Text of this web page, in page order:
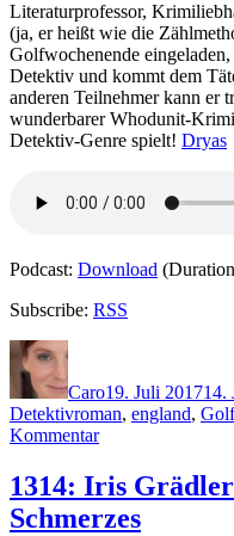
und
der
Mord
unter
dem
Mistelzweig
Literaturprofessor,
(ja, er heißt wie die
Golfwochenende
Detektiv und kommt dem
anderen Teilnehmer kann er
wunderbarer Whodunit-
Detektiv-Genre spielt! Dryas
Podcast: Download
Subscribe: RSS
Autor
Caro19. Juli 201714.
Detektivroman, england, Golf
Kommentarzu
Rob
Reef
–
1314: Iris
Schmerzes